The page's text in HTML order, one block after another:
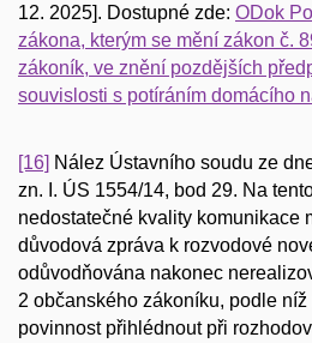
12. 2025]. Dostupné zde: ODok
zákona, kterým se mění zákon č.
zákoník, ve znění pozdějších
souvislosti s potíráním domácího
[16] Nález Ústavního soudu ze
zn. I. ÚS 1554/14, bod 29. Na
nedostatečné kvality komunikace
důvodová zpráva k rozvodové
odůvodňována nakonec
2 občanského zákoníku, podle
povinnost přihlédnout při